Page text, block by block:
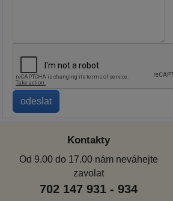
Kontakty
Od 9.00 do 17.00 nám neváhejte
zavolat
702 147 931 - 934